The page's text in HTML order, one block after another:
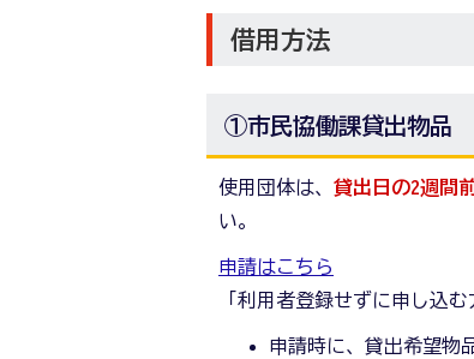
借用方法
①市民協働課貸出物品
使用団体は、 貸出日の2週間
い。
申請はこちら
「利用者登録せずに申し込
申請時に、貸出希望物